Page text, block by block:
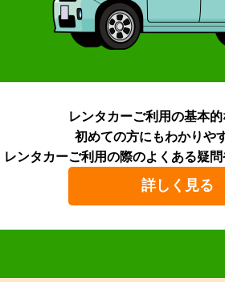
レンタカーご利用の基本
初めての方にもわかりや
レンタカーご利用の際のよくある疑問
詳しく見る